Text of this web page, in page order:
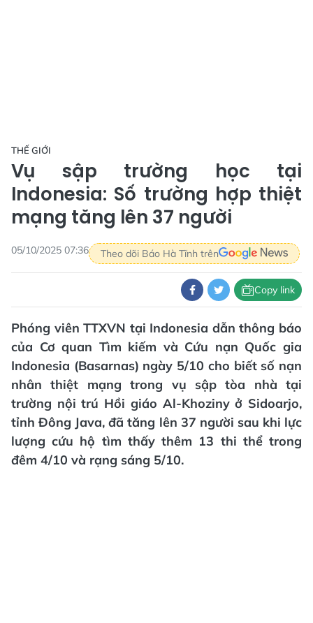
THẾ GIỚI
Vụ sập trường học tại
Indonesia: Số trường hợp thiệt
mạng tăng lên 37 người
05/10/2025 07:36 Theo dõi Báo Hà Tĩnh trên
Copy link
Phóng viên TTXVN tại Indonesia dẫn thông báo
của Cơ quan Tìm kiếm và Cứu nạn Quốc gia
Indonesia (Basarnas) ngày 5/10 cho biết số nạn
nhân thiệt mạng trong vụ sập tòa nhà tại
trường nội trú Hồi giáo Al-Khoziny ở Sidoarjo,
tỉnh Đông Java, đã tăng lên 37 người sau khi lực
lượng cứu hộ tìm thấy thêm 13 thi thể trong
đêm 4/10 và rạng sáng 5/10.